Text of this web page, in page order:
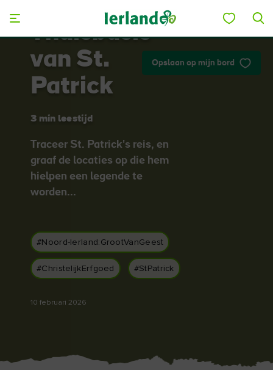
Blarney Castle
Tour
Opslaan op mijn bord
Thuisbasis
van St.
Patrick
3 min leestijd
Traceer St. Patrick's reis, en
graaf de locaties op die hem
hielpen een legende te
worden...
#Noord-Ierland:GrootVanGeest
#ChristelijkErfgoed #StPatrick
10 februari 2026